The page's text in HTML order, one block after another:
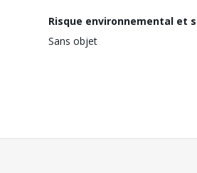
Risque environnemental et
Sans objet